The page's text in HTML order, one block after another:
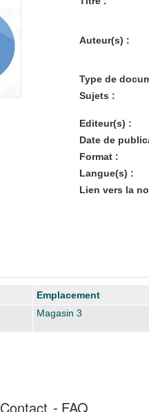
Auteur(s) :
Type de
Sujets :
Editeur(s) :
Date de
Format :
Langue(s) :
Lien vers la
Emplacement
Magasin 3
Contact FAQ